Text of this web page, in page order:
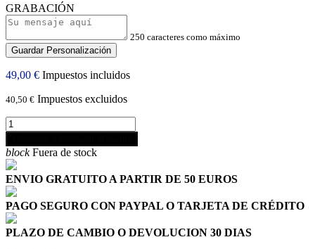
GRABACIÓN
250 caracteres como máximo
Guardar Personalización
49,00 € Impuestos incluidos
40,50 € Impuestos excluidos
blockFuera de stock
ENVIO GRATUITO A PARTIR DE 50 EUROS
PAGO SEGURO CON PAYPAL O TARJETA DE CRÉDITO
PLAZO DE CAMBIO O DEVOLUCION 30 DIAS